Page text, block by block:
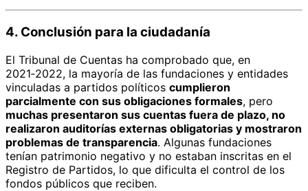
4. Conclusión para la ciudadanía
El Tribunal de Cuentas ha comprobado que, en
2021‑2022, la mayoría de las fundaciones y entidades
vinculadas a partidos políticos cumplieron
parcialmente con sus obligaciones formales, pero
muchas presentaron sus cuentas fuera de plazo, no
realizaron auditorías externas obligatorias y mostraron
problemas de transparencia. Algunas fundaciones
tenían patrimonio negativo y no estaban inscritas en el
Registro de Partidos, lo que dificulta el control de los
fondos públicos que reciben.